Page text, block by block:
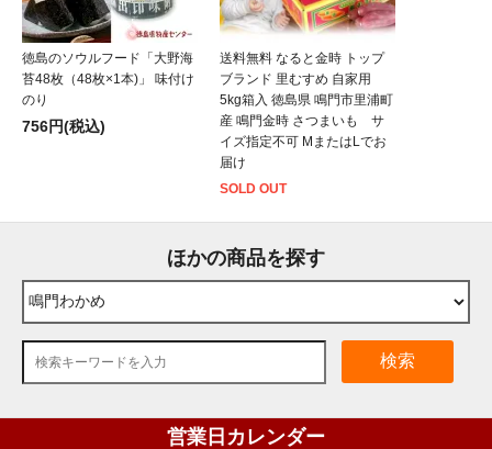
徳島のソウルフード「大野海
苔48枚（48枚×1本)」 味付け
のり
756円(税込)
送料無料 なると金時 トップ
ブランド 里むすめ 自家用
5kg箱入 徳島県 鳴門市里浦町
産 鳴門金時 さつまいも サ
イズ指定不可 MまたはLでお
届け
SOLD OUT
ほかの商品を探す
検索
営業日カレンダー